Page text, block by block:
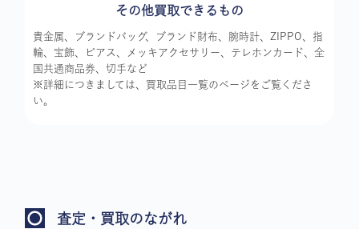
その他買取できるもの
貴金属、ブランドバッグ、ブランド財布、腕時計、ZIPPO、指
輪、宝飾、ピアス、メッキアクセサリー、テレホンカード、全
国共通商品券、切手など
※詳細につきましては、買取品目一覧のページをご覧くださ
い。
査定・買取のながれ